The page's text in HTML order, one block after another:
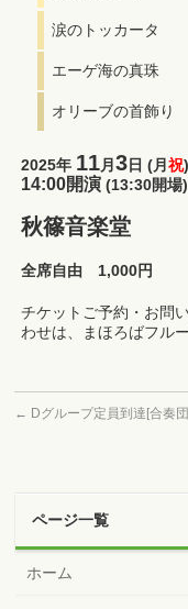
涙のトッカータ
エーゲ海の真珠
オリーブの首飾り
2025年 11月3日 (月祝)
14:00開演 (13:30開場)
秋篠音楽堂
全席自由 1,000円
チケットご予約・お問
わせは、まほろばフル
← Dグループ定員到達[合奏団
ページ一覧
ホーム